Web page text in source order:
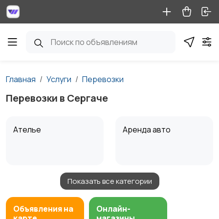
Главная Услуги Перевозки
Перевозки в Сергаче
Ателье Аренда авто
Аренда водного
транспорта
Аренда спецтехники
Показать все категории
Объявления на
Онлайн-